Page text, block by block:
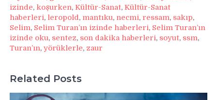
izinde, koşurken, Kültür-Sanat, Kültür-Sanat
haberleri, leropold, mantıku, necmi, ressam, sakıp,
Selim, Selim Turan’ın izinde haberleri, Selim Turan’ın
izinde oku, sentez, son dakika haberleri, soyut, ssm,
Turan’ın, yörüklerle, zaur
Related Posts